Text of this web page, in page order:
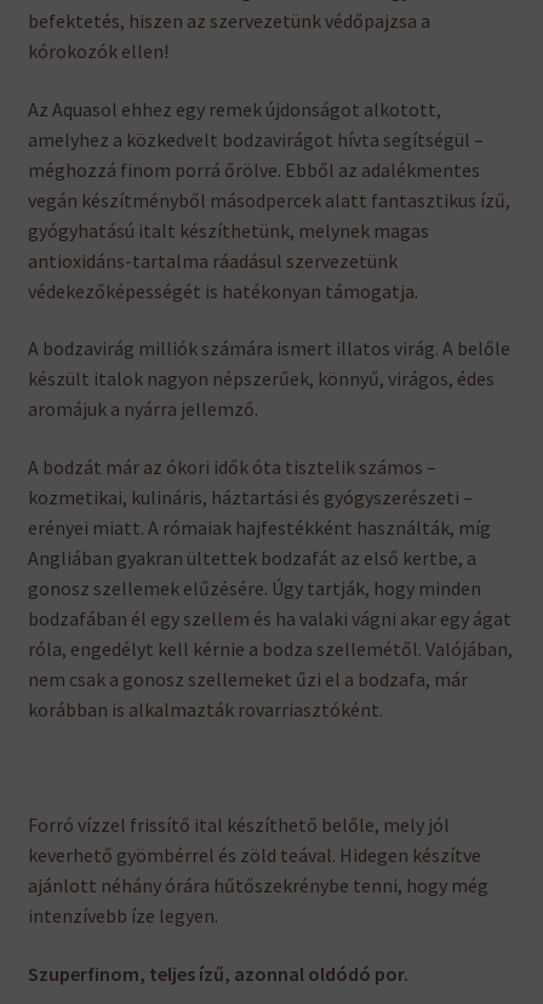
befektetés, hiszen az szervezetünk védőpajzsa a
kórokozók ellen!
Az Aquasol ehhez egy remek újdonságot alkotott,
amelyhez a közkedvelt bodzavirágot hívta segítségül –
méghozzá finom porrá őrölve. Ebből az adalékmentes
vegán készítményből másodpercek alatt fantasztikus ízű,
gyógyhatású italt készíthetünk, melynek magas
antioxidáns-tartalma ráadásul szervezetünk
védekezőképességét is hatékonyan támogatja.
A bodzavirág milliók számára ismert illatos virág. A belőle
készült italok nagyon népszerűek, könnyű, virágos, édes
aromájuk a nyárra jellemző.
A bodzát már az ókori idők óta tisztelik számos –
kozmetikai, kulináris, háztartási és gyógyszerészeti –
erényei miatt. A rómaiak hajfestékként használták, míg
Angliában gyakran ültettek bodzafát az első kertbe, a
gonosz szellemek elűzésére. Úgy tartják, hogy minden
bodzafában él egy szellem és ha valaki vágni akar egy ágat
róla, engedélyt kell kérnie a bodza szellemétől. Valójában,
nem csak a gonosz szellemeket űzi el a bodzafa, már
korábban is alkalmazták rovarriasztóként.
Forró vízzel frissítő ital készíthető belőle, mely jól
keverhető gyömbérrel és zöld teával. Hidegen készítve
ajánlott néhány órára hűtőszekrénybe tenni, hogy még
intenzívebb íze legyen.
Szuperfinom, teljes ízű, azonnal oldódó por.